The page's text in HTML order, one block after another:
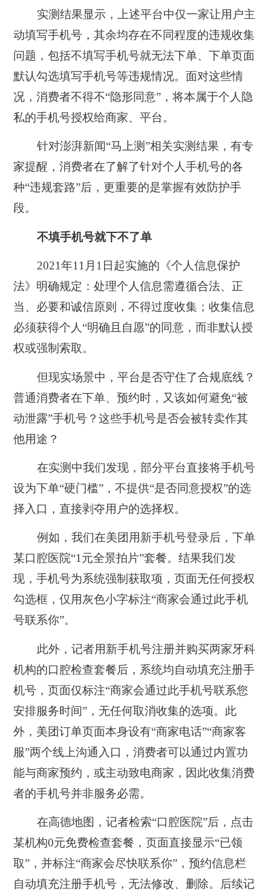
实测结果显示，上述平台中仅一家让用户主
动填写手机号，其余均存在不同程度的违规收集
问题，包括不填写手机号就无法下单、下单页面
默认勾选填写手机号等违规情况。面对这些情
况，消费者不得不“隐形同意”，将本属于个人隐
私的手机号授权给商家、平台。
针对澎湃新闻“马上测”相关实测结果，有专
家提醒，消费者在了解了针对个人手机号的各
种“违规套路”后，更重要的是掌握有效防护手
段。
不填手机号就下不了单
2021年11月1日起实施的《个人信息保护
法》明确规定：处理个人信息需遵循合法、正
当、必要和诚信原则，不得过度收集；收集信息
必须获得个人“明确且自愿”的同意，而非默认授
权或强制索取。
但现实场景中，平台是否守住了合规底线？
普通消费者在下单、预约时，又该如何避免“被
动泄露”手机号？这些手机号是否会被转卖作其
他用途？
在实测中我们发现，部分平台直接将手机号
设为下单“硬门槛”，不提供“是否同意授权”的选
择入口，直接剥夺用户的选择权。
例如，我们在美团用新手机号登录后，下单
某口腔医院“1元全景拍片”套餐。结果我们发
现，手机号为系统强制获取项，页面无任何授权
勾选框，仅用灰色小字标注“商家会通过此手机
号联系你”。
此外，记者用新手机号注册并购买两家牙科
机构的口腔检查套餐后，系统均自动填充注册手
机号，页面仅标注“商家会通过此手机号联系您
安排服务时间”，无任何取消收集的选项。此
外，美团订单页面本身设有“商家电话”“商家客
服”两个线上沟通入口，消费者可以通过内置功
能与商家预约，或主动致电商家，因此收集消费
者的手机号并非服务必需。
在高德地图，记者检索“口腔医院”后，点击
某机构0元免费检查套餐，页面直接显示“已领
取”，并标注“商家会尽快联系你”，预约信息栏
自动填充注册手机号，无法修改、删除。后续记